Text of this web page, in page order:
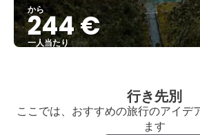
から
244 €
一人当たり
行き先別
ここでは、おすすめの旅行のアイデ
ます